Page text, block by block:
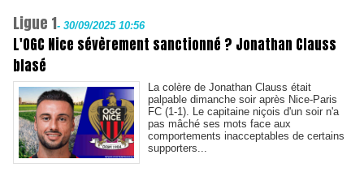
Ligue 1- 30/09/2025 10:56
L'OGC Nice sévèrement sanctionné ? Jonathan Clauss
blasé
La colère de Jonathan Clauss était
palpable dimanche soir après Nice-Paris
FC (1-1). Le capitaine niçois d'un soir n'a
pas mâché ses mots face aux
comportements inacceptables de certains
supporters...